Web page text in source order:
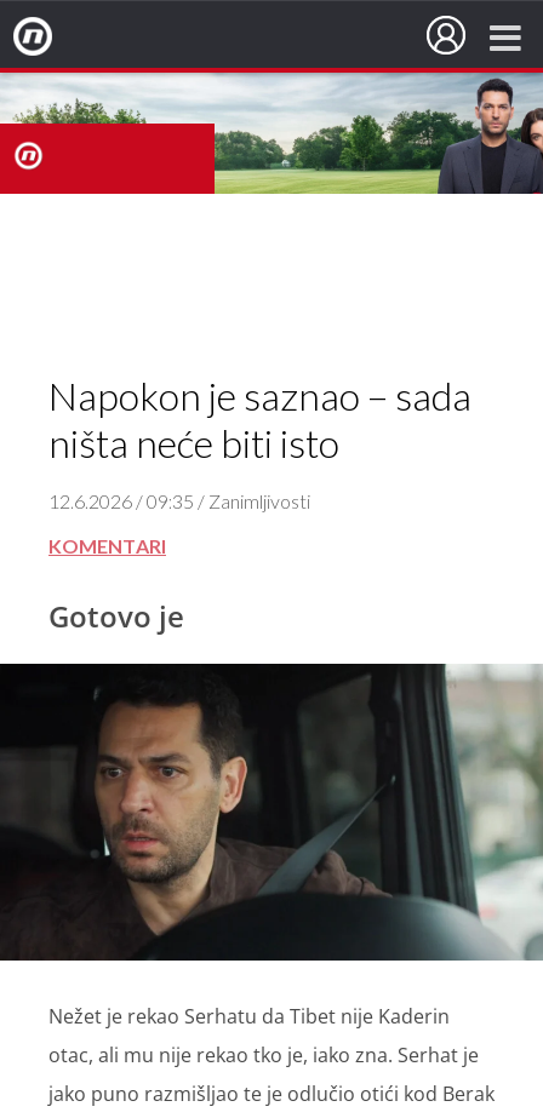
Nova TV
Napokon je saznao – sada
ništa neće biti isto
12.6.2026 / 09:35 / Zanimljivosti
KOMENTARI
Gotovo je
Nežet je rekao Serhatu da Tibet nije Kaderin
otac, ali mu nije rekao tko je, iako zna. Serhat je
jako puno razmišljao te je odlučio otići kod Berak